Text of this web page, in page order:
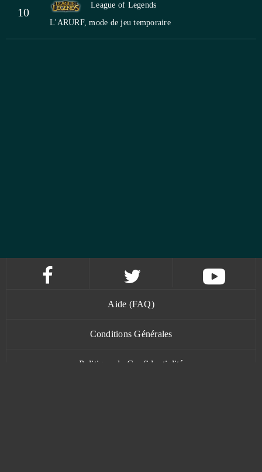
10
League of Legends
L'ARURF, mode de jeu temporaire
Aide (FAQ)
Conditions Générales
Politique de Confidentialité